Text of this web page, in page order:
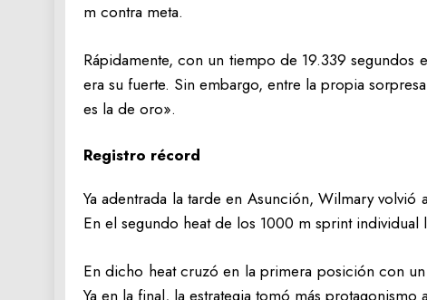
m contra meta.
Rápidamente, con un tiempo de 19.339
era su fuerte. Sin embargo, entre la propia
es la de oro».
Registro récord
Ya adentrada la tarde en Asunción, Wilmary
En el segundo heat de los 1000 m sprint
En dicho heat cruzó en la primera posición con
Ya en la final, la estrategia tomó más